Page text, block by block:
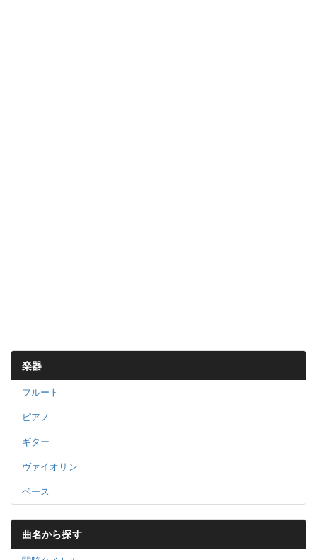
楽器
フルート
ピアノ
ギター
ヴァイオリン
ベース
曲名から探す